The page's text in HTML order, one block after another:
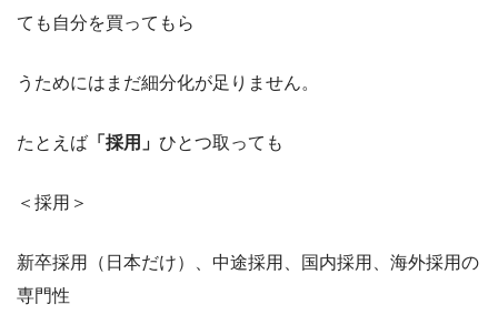
ても自分を買ってもら
うためにはまだ細分化が足りません。
たとえば 「採用」 ひとつ取っても
＜採用＞
新卒採用（日本だけ）、中途採用、国内採用、海外採用の
専門性